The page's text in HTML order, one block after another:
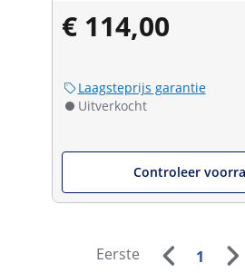
€ 114,00
Laagsteprijs garantie
Uitverkocht
Controleer
Eerste 1